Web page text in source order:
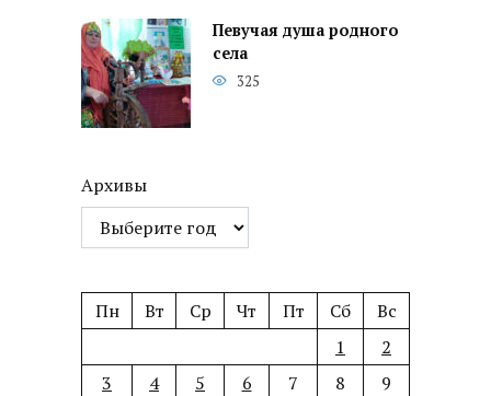
Певучая душа родного
села
325
Архивы
Пн Вт Ср Чт Пт Сб
Вс
1
2
3
4 5 6 7 8
9